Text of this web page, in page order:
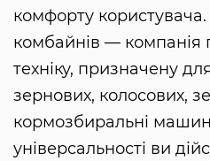
комфорту
комбайнів — компанія
техніку, призначену
зернових, колосових,
кормозбиральні
універсальності ви